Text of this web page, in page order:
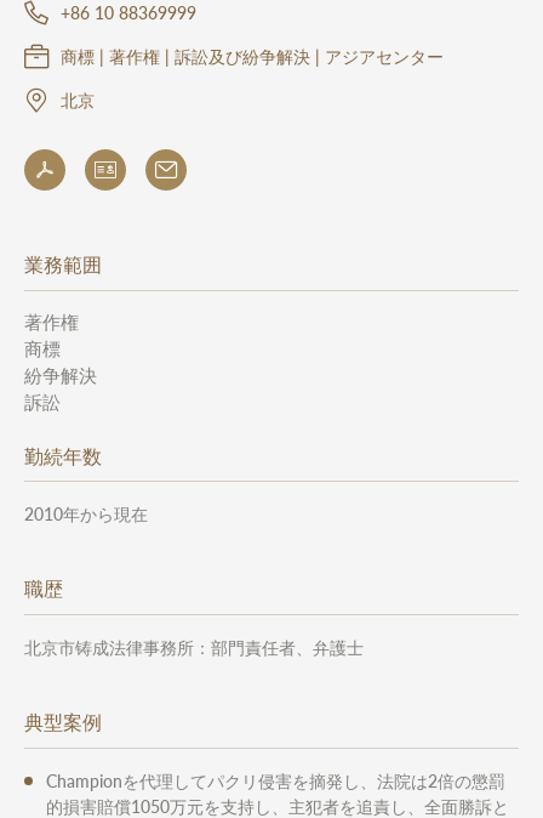
+86 10 88369999
商標 | 著作権 | 訴訟及び紛争解決 | アジアセンター
北京
業務範囲
著作権
商標
紛争解決
訴訟
勤続年数
2010年から現在
職歴
北京市铸成法律事務所：部門責任者、弁護士
典型案例
Championを代理してパクリ侵害を摘発し、法院は2倍の懲罰
的損害賠償1050万元を支持し、主犯者を追責し、全面勝訴と